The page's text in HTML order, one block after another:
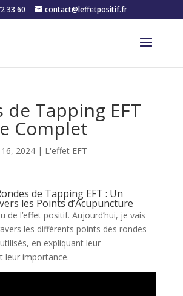
33 60 contact@leffetpositif.fr
de Tapping EFT
Complet
2024| L'effet EFT
de Tapping EFT : Un
les Points d’Acupuncture
de l’effet positif. Aujourd’hui, je vais
les différents points des rondes
en expliquant leur
leur importance.